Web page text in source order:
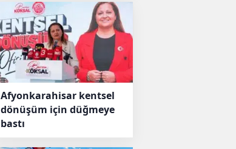
Afyonkarahisar kentsel
dönüşüm için düğmeye
bastı